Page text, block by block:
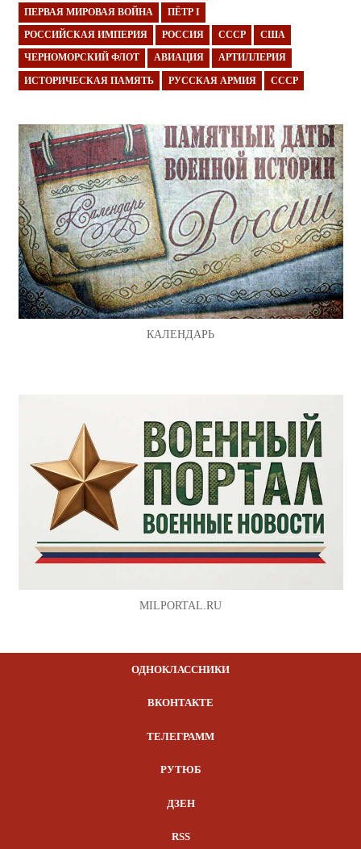
ПЕРВАЯ МИРОВАЯ ВОЙНА ПЁТР I
РОССИЙСКАЯ ИМПЕРИЯ РОССИЯ СССР США
ЧЕРНОМОРСКИЙ ФЛОТ АВИАЦИЯ АРТИЛЛЕРИЯ
ИСТОРИЧЕСКАЯ ПАМЯТЬ РУССКАЯ АРМИЯ СССР
КАЛЕНДАРЬ
MILPORTAL.RU
ОДНОКЛАССНИКИ
ВКОНТАКТЕ
ТЕЛЕГРАММ
РУТЮБ
ДЗЕН
RSS